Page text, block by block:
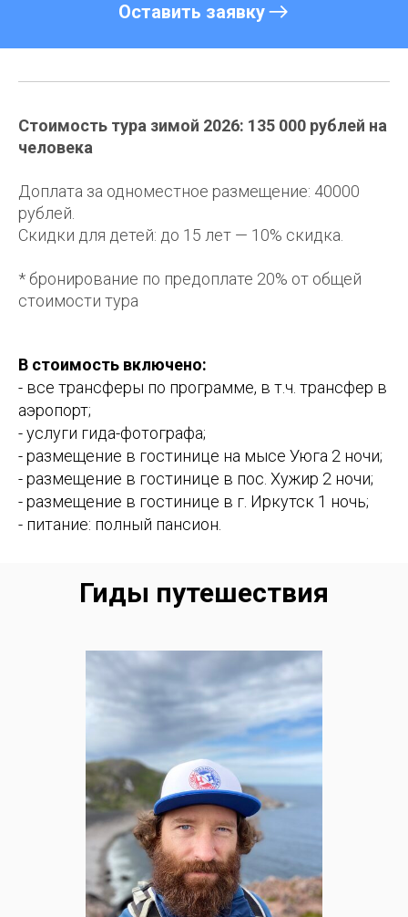
Оставить заявку
Стоимость тура зимой 2026: 135 000 рублей на
человека
Доплата за одноместное размещение: 40000
рублей.
Скидки для детей: до 15 лет — 10% скидка.
* бронирование по предоплате 20% от общей
стоимости тура
В стоимость включено:
- все трансферы по программе, в т.ч. трансфер в
аэропорт;
- услуги гида-фотографа;
- размещение в гостинице на мысе Уюга 2 ночи;
- размещение в гостинице в пос. Хужир 2 ночи;
- размещение в гостинице в г. Иркутск 1 ночь;
- питание: полный пансион.
Гиды путешествия